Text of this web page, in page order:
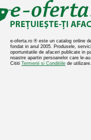
e-oferta.ro ® este un catalog online
fondat in anul 2005. Produsele,
oportunitatile de afaceri publicate in
noastre apartin persoanelor care le-
Cititi Termenii si Conditiile de utilizare.